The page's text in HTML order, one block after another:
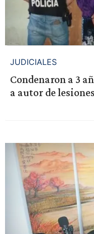
JUDICIALES
Condenaron a 3
a autor de